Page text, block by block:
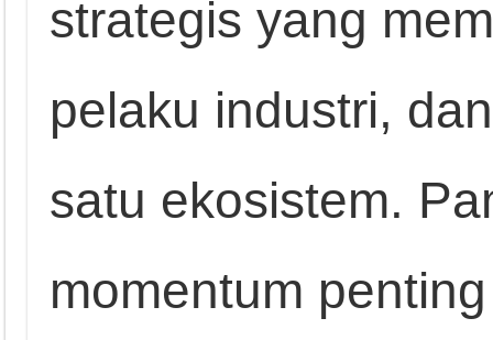
strategis yang
pelaku industri,
satu ekosistem.
momentum